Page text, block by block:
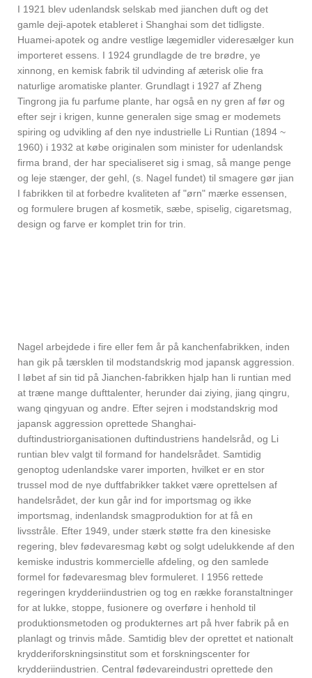
I 1921 blev udenlandsk selskab med jianchen duft og det
gamle deji-apotek etableret i Shanghai som det tidligste.
Huamei-apotek og andre vestlige lægemidler videresælger kun
importeret essens. I 1924 grundlagde de tre brødre, ye
xinnong, en kemisk fabrik til udvinding af æterisk olie fra
naturlige aromatiske planter. Grundlagt i 1927 af Zheng
Tingrong jia fu parfume plante, har også en ny gren af ​​før og
efter sejr i krigen, kunne generalen sige smag er modemets
spiring og udvikling af den nye industrielle Li Runtian (1894 ~
1960) i 1932 at købe originalen som minister for udenlandsk
firma brand, der har specialiseret sig i smag, så mange penge
og leje stænger, der gehl, (s. Nagel fundet) til smagere gør jian
I fabrikken til at forbedre kvaliteten af ​​"ørn" mærke essensen,
og formulere brugen af ​​kosmetik, sæbe, spiselig, cigaretsmag,
design og farve er komplet trin for trin.
Nagel arbejdede i fire eller fem år på kanchenfabrikken, inden
han gik på tærsklen til modstandskrig mod japansk aggression.
I løbet af sin tid på Jianchen-fabrikken hjalp han li runtian med
at træne mange dufttalenter, herunder dai ziying, jiang qingru,
wang qingyuan og andre. Efter sejren i modstandskrig mod
japansk aggression oprettede Shanghai-
duftindustriorganisationen duftindustriens handelsråd, og Li
runtian blev valgt til formand for handelsrådet. Samtidig
genoptog udenlandske varer importen, hvilket er en stor
trussel mod de nye duftfabrikker takket være oprettelsen af ​​
handelsrådet, der kun går ind for importsmag og ikke
importsmag, indenlandsk smagproduktion for at få en
livsstråle. Efter 1949, under stærk støtte fra den kinesiske
regering, blev fødevaresmag købt og solgt udelukkende af den
kemiske industris kommercielle afdeling, og den samlede
formel for fødevaresmag blev formuleret. I 1956 rettede
regeringen krydderiindustrien og tog en række foranstaltninger
for at lukke, stoppe, fusionere og overføre i henhold til
produktionsmetoden og produkternes art på hver fabrik på en
planlagt og trinvis måde. Samtidig blev der oprettet et nationalt
krydderiforskningsinstitut som et forskningscenter for
krydderiindustrien. Central fødevareindustri oprettede den